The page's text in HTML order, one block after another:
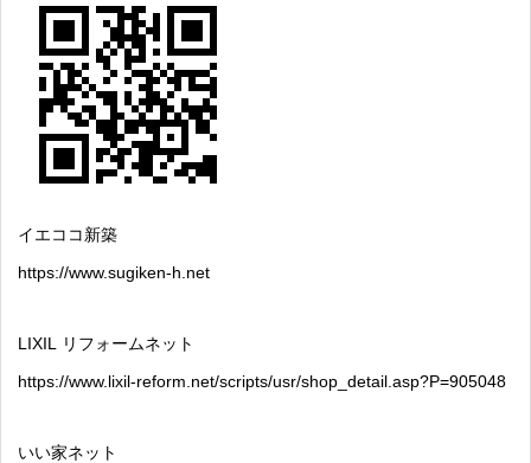
イエココ新築
https://www.sugiken-h.net
LIXIL
リフォームネット
https://www.lixil-reform.net/scripts/usr/shop_detail.asp?P=905048
いい家ネット